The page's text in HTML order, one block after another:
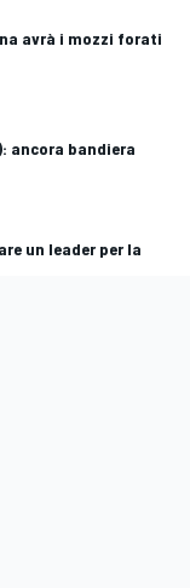
avrà i mozzi forati
ancora bandiera
un leader per la